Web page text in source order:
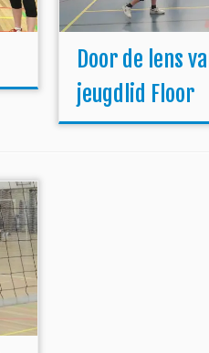
Door de lens
jeugdlid Floor